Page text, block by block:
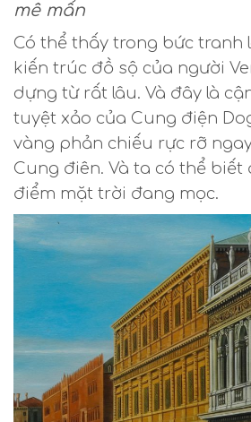
mê mẩn
Có thể thấy trong bức tranh
kiến trúc đồ sộ của người
dựng từ rất lâu. Và đây là
tuyệt xảo của Cung điện
vàng phản chiếu rực rỡ
Cung điên. Và ta có thể biết
điểm mặt trời đang mọc.